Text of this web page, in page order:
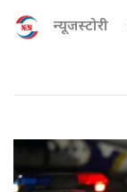
न्यूजस्टोरी